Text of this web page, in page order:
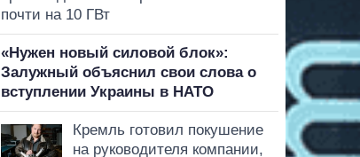
почти на 10 ГВт
«Нужен новый силовой блок»:
Залужный объяснил свои слова о
вступлении Украины в НАТО
Кремль готовил покушение
на руководителя компании,